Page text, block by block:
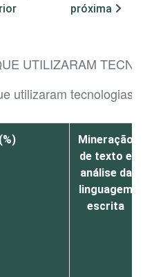
próxima
UTILIZARAM
utilizaram tecnologias de
Mineração
de texto e
análise da
linguagem
escrita